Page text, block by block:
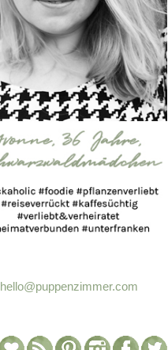
hello@puppenzimmer.com